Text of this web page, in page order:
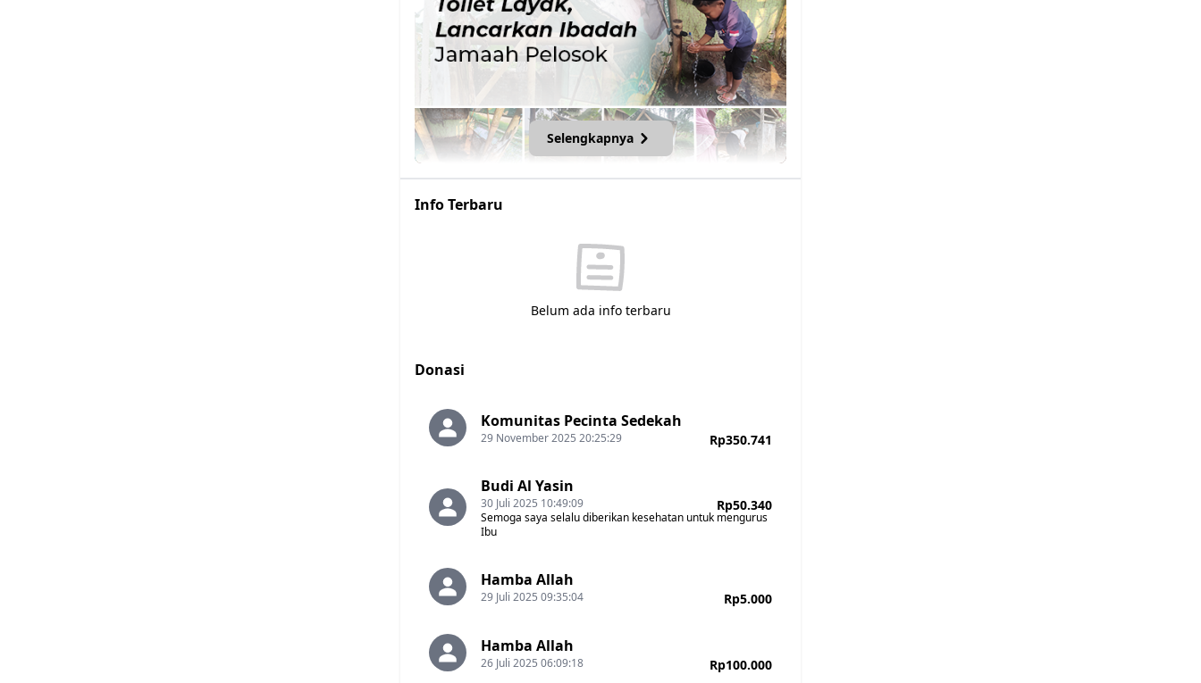
kondisi toilet yang membuat Sobat gelisah? Entah karena
Selengkapnya
Info Terbaru
Belum ada info terbaru
Donasi
Komunitas Pecinta Sedekah
Rp350.741
29 November 2025 20:25:29
Budi Al Yasin
Rp50.340
30 Juli 2025 10:49:09
Semoga saya selalu diberikan kesehatan untuk mengurus
Ibu
Hamba Allah
Rp5.000
29 Juli 2025 09:35:04
Hamba Allah
Rp100.000
26 Juli 2025 06:09:18